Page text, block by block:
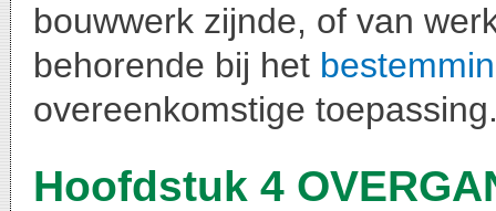
bouwwerk zijnde, of van
behorende bij het
overeenkomstige
Hoofdstuk 4